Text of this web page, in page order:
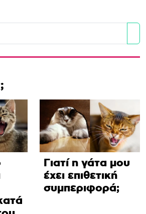
Γιατί η γάτα μου
έχει επιθετική
συμπεριφορά;